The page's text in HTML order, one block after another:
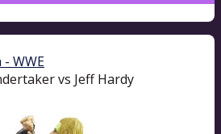
WWE
vs Jeff Hardy